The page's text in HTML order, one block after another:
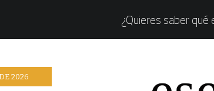
¿Quieres saber qué
2026